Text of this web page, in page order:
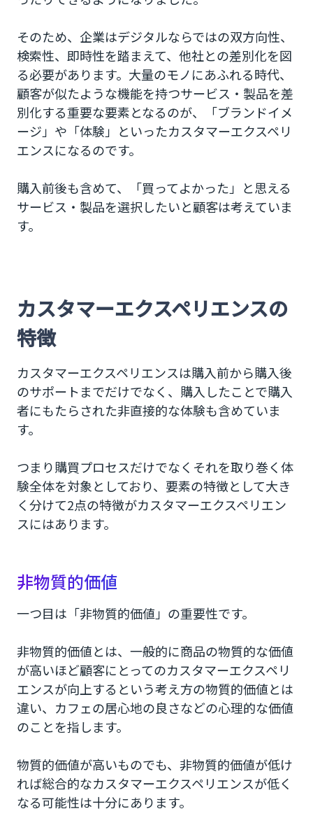
そのため、企業はデジタルならではの双方向性、
検索性、即時性を踏まえて、他社との差別化を図
る必要があります。大量のモノにあふれる時代、
顧客が似たような機能を持つサービス・製品を差
別化する重要な要素となるのが、「ブランドイメ
ージ」や「体験」といったカスタマーエクスペリ
エンスになるのです。
購入前後も含めて、「買ってよかった」と思える
サービス・製品を選択したいと顧客は考えていま
す。
カスタマーエクスペリエンスの
特徴
カスタマーエクスペリエンスは購入前から購入後
のサポートまでだけでなく、購入したことで購入
者にもたらされた非直接的な体験も含めていま
す。
つまり購買プロセスだけでなくそれを取り巻く体
験全体を対象としており、要素の特徴として大き
く分けて2点の特徴がカスタマーエクスペリエン
スにはあります。
非物質的価値
一つ目は「非物質的価値」の重要性です。
非物質的価値とは、一般的に商品の物質的な価値
が高いほど顧客にとってのカスタマーエクスペリ
エンスが向上するという考え方の物質的価値とは
違い、カフェの居心地の良さなどの心理的な価値
のことを指します。
物質的価値が高いものでも、非物質的価値が低け
れば総合的なカスタマーエクスペリエンスが低く
なる可能性は十分にあります。